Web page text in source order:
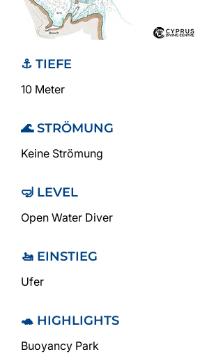
⚓ TIEFE
10 Meter
🌊 STRÖMUNG
Keine Strömung
🤿 LEVEL
Open Water Diver
🚤 EINSTIEG
Ufer
🐢 HIGHLIGHTS
Buoyancy Park